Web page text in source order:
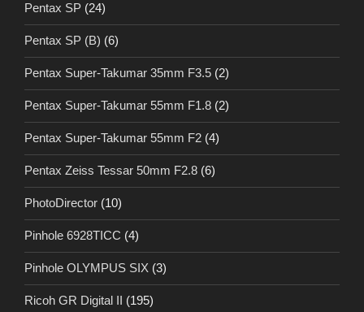
Pentax SP (24)
Pentax SP (B) (6)
Pentax Super-Takumar 35mm F3.5 (2)
Pentax Super-Takumar 55mm F1.8 (2)
Pentax Super-Takumar 55mm F2 (4)
Pentax Zeiss Tessar 50mm F2.8 (6)
PhotoDirector (10)
Pinhole 6928TICC (4)
Pinhole OLYMPUS SIX (3)
Ricoh GR Digital II (195)